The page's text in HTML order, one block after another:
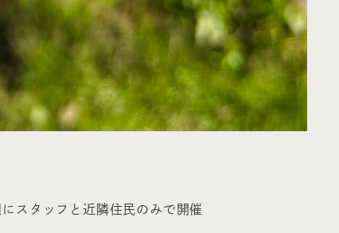
スタッフと近隣住民のみで開催